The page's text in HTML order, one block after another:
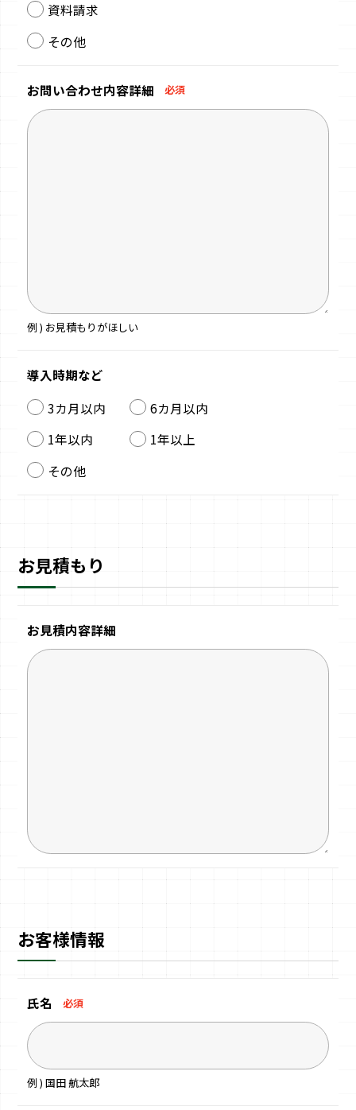
資料請求
その他
お問い合わせ内容詳細 必須
例 ) お見積もりがほしい
導入時期など
3カ月以内
6カ月以内
1年以内
1年以上
その他
お見積もり
お見積内容詳細
お客様情報
氏名 必須
例 ) 国田 航太郎